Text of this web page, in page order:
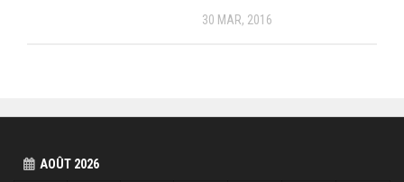
30 MAR, 2016
AOÛT 2026